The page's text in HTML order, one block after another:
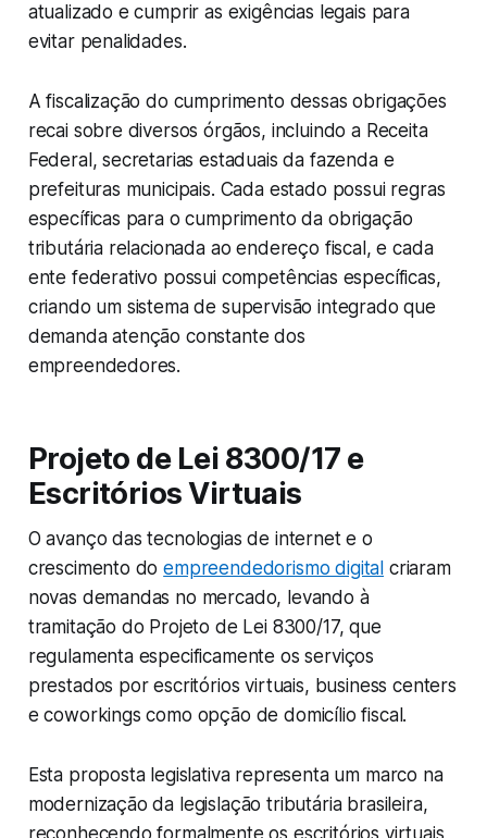
atualizado e cumprir as exigências legais para
evitar penalidades.
A fiscalização do cumprimento dessas obrigações
recai sobre diversos órgãos, incluindo a Receita
Federal, secretarias estaduais da fazenda e
prefeituras municipais. Cada estado possui regras
específicas para o cumprimento da obrigação
tributária relacionada ao endereço fiscal, e cada
ente federativo possui competências específicas,
criando um sistema de supervisão integrado que
demanda atenção constante dos
empreendedores.
Projeto de Lei 8300/17 e
Escritórios Virtuais
O avanço das tecnologias de internet e o
crescimento doempreendedorismo digital criaram
novas demandas no mercado, levando à
tramitação do Projeto de Lei 8300/17, que
regulamenta especificamente os serviços
prestados por escritórios virtuais, business centers
e coworkings como opção de domicílio fiscal.
Esta proposta legislativa representa um marco na
modernização da legislação tributária brasileira,